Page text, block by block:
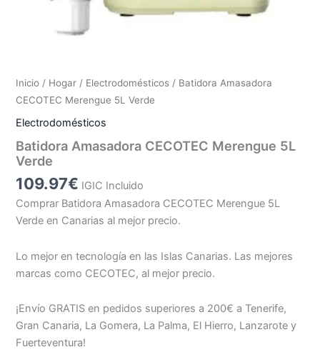
Inicio / Hogar / Electrodomésticos / Batidora Amasadora
CECOTEC Merengue 5L Verde
Electrodomésticos
Batidora Amasadora CECOTEC Merengue 5L
Verde
109.97€ IGIC Incluido
Comprar Batidora Amasadora CECOTEC Merengue 5L
Verde en Canarias al mejor precio.
Lo mejor en tecnología en las Islas Canarias. Las mejores
marcas como CECOTEC, al mejor precio.
¡Envío GRATIS en pedidos superiores a 200€ a Tenerife,
Gran Canaria, La Gomera, La Palma, El Hierro, Lanzarote y
Fuerteventura!